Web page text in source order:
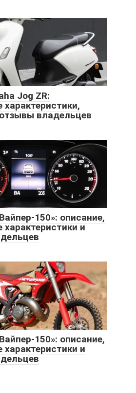
Jog ZR:
характеристики,
владельцев
150»: описание,
характеристики и
150»: описание,
характеристики и